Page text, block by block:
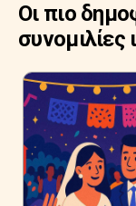
Οι πιο
συνομιλίες